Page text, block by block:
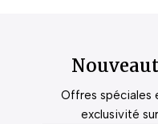
Offres spéciales
exclusivité